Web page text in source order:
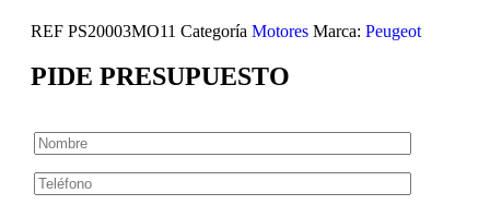
REF PS20003MO11 Categoría Motores Marca: Peugeot
PIDE PRESUPUESTO